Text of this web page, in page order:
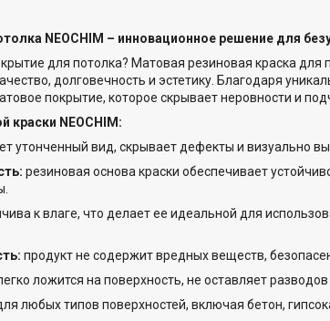
NEOCHIM – инновационное решение для
для потолка? Матовая резиновая краска для
долговечность и эстетику. Благодаря
покрытие, которое скрывает неровности и
краски NEOCHIM:
утонченный вид, скрывает дефекты и визуально
резиновая основа краски обеспечивает
к влаге, что делает ее идеальной для
продукт не содержит вредных веществ,
ложится на поверхность, не оставляет разводов
любых типов поверхностей, включая бетон,